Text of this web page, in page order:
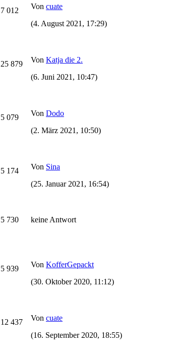
7 012 Von cuate
(4. August 2021, 17:29)
25 879 Von Katja die 2.
(6. Juni 2021, 10:47)
5 079 Von Dodo
(2. März 2021, 10:50)
5 174 Von Sina
(25. Januar 2021, 16:54)
5 730 keine Antwort
5 939 Von KofferGepackt
(30. Oktober 2020, 11:12)
12 437 Von cuate
(16. September 2020, 18:55)